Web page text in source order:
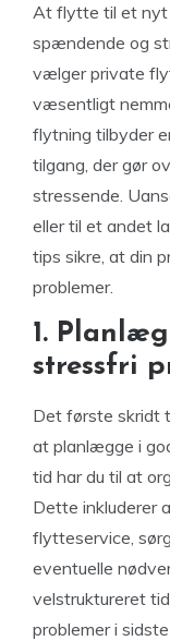
At flytte til et nyt
spændende og
vælger private
væsentligt
flytning tilbyder
tilgang, der gør
stressende.
eller til et andet
tips sikre, at din
problemer.
1.
stressfri
Det første skridt
at planlægge i
tid har du til at
Dette inkluderer
flytteservice,
eventuelle
velstruktureret
problemer i